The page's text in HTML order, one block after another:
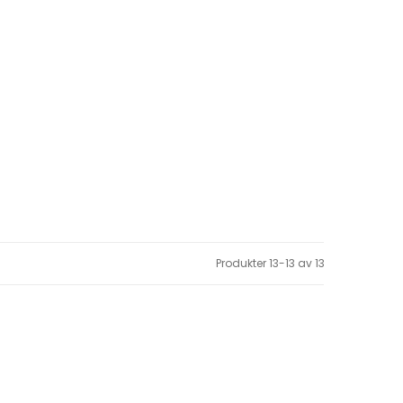
Produkter13-13 av13